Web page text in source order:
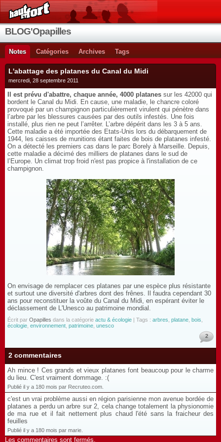
BLOG'Opapilles
Notes Catégories Archives Tags
L'abattage des platanes du Canal du Midi
mercredi, 28 septembre 2011
Il est prévu d'abattre, chaque année, 4000 platanes sur les 42000 qui
bordent le Canal du Midi. En cause, une maladie, le chancre coloré
provoqué par un champignon particulièrement virulent qui pénètre dans
l’arbre par les blessures causées par des outils infestés. Une fois
installé, plus rien ne peut l’arrêter. L’arbre dépérit dans les 3 à 5 ans.
Cette maladie a été importée des Etats-Unis lors du débarquement de
1944, les caisses de munitions étant faites de bois de platanes infesté.
On a détecté les premiers cas dans le parc Borely à Marseille. Depuis,
cette maladie a décimé des milliers de platanes dans le sud de
l’Europe. Un climat trop froid n'est pas propice à l'installation de ce
champignon.
On envisage de remplacer ces platanes par une espèce plus résistante
et surtout une diversité d'arbres dont des frênes. Il faudra cependant 30
ans pour reconstituer la voûte du Canal du Midi, en espérant éviter le
déclassement de L'Unesco au patrimoine mondial.
Écrit par Opapilles dans la catégorie actu & écologie | Tags : arbres platane bois
écologie environnement patrimoine unesco
2
2 commentaires
Ah mince ! Ces grands et vieux platanes font beaucoup pour le charme
du lieu. C'est vraiment dommage. :(
Publié il y a 180 mois par Recruteo.com.
c'est un vrai problème aussi en région parisienne mon avenue bordée de
platanes a perdu un arbre sur 2, cela change totalement la physionomie
de ma rue et il fait nettement plus chaud l'été sans la fraicheur des
feuilles
Publié il y a 180 mois par marie.
Les commentaires sont fermés.